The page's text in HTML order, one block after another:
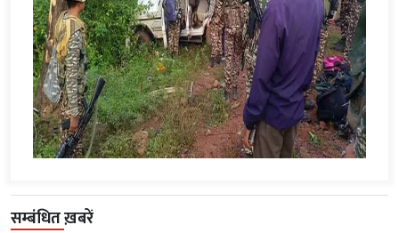
सम्बंधित ख़बरें